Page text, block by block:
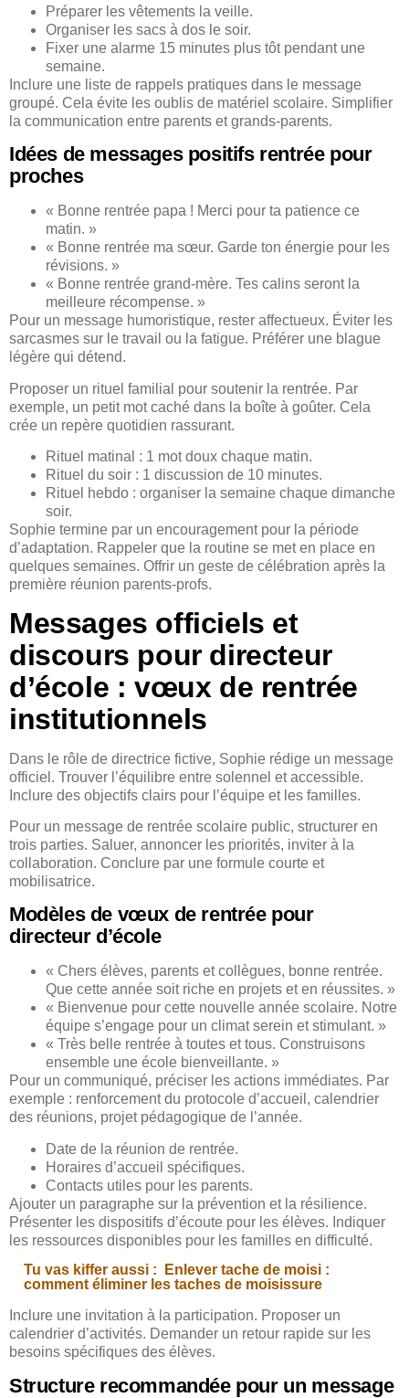
Préparer les vêtements la veille.
Organiser les sacs à dos le soir.
Fixer une alarme 15 minutes plus tôt pendant une
semaine.
Inclure une liste de rappels pratiques dans le message
groupé. Cela évite les oublis de matériel scolaire. Simplifier
la communication entre parents et grands-parents.
Idées de messages positifs rentrée pour
proches
« Bonne rentrée papa ! Merci pour ta patience ce
matin. »
« Bonne rentrée ma sœur. Garde ton énergie pour les
révisions. »
« Bonne rentrée grand-mère. Tes calins seront la
meilleure récompense. »
Pour un message humoristique, rester affectueux. Éviter les
sarcasmes sur le travail ou la fatigue. Préférer une blague
légère qui détend.
Proposer un rituel familial pour soutenir la rentrée. Par
exemple, un petit mot caché dans la boîte à goûter. Cela
crée un repère quotidien rassurant.
Rituel matinal : 1 mot doux chaque matin.
Rituel du soir : 1 discussion de 10 minutes.
Rituel hebdo : organiser la semaine chaque dimanche
soir.
Sophie termine par un encouragement pour la période
d’adaptation. Rappeler que la routine se met en place en
quelques semaines. Offrir un geste de célébration après la
première réunion parents-profs.
Messages officiels et
discours pour directeur
d’école : vœux de rentrée
institutionnels
Dans le rôle de directrice fictive, Sophie rédige un message
officiel. Trouver l’équilibre entre solennel et accessible.
Inclure des objectifs clairs pour l’équipe et les familles.
Pour un message de rentrée scolaire public, structurer en
trois parties. Saluer, annoncer les priorités, inviter à la
collaboration. Conclure par une formule courte et
mobilisatrice.
Modèles de vœux de rentrée pour
directeur d’école
« Chers élèves, parents et collègues, bonne rentrée.
Que cette année soit riche en projets et en réussites. »
« Bienvenue pour cette nouvelle année scolaire. Notre
équipe s’engage pour un climat serein et stimulant. »
« Très belle rentrée à toutes et tous. Construisons
ensemble une école bienveillante. »
Pour un communiqué, préciser les actions immédiates. Par
exemple : renforcement du protocole d’accueil, calendrier
des réunions, projet pédagogique de l’année.
Date de la réunion de rentrée.
Horaires d’accueil spécifiques.
Contacts utiles pour les parents.
Ajouter un paragraphe sur la prévention et la résilience.
Présenter les dispositifs d’écoute pour les élèves. Indiquer
les ressources disponibles pour les familles en difficulté.
Tu vas kiffer aussi :
Enlever tache de moisi :
comment éliminer les taches de moisissure
Inclure une invitation à la participation. Proposer un
calendrier d’activités. Demander un retour rapide sur les
besoins spécifiques des élèves.
Structure recommandée pour un message